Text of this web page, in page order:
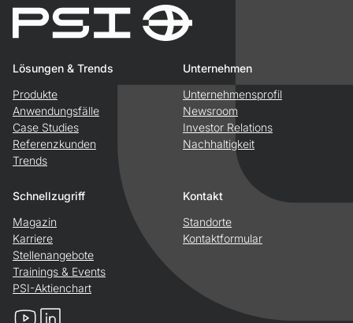
Lösungen & Trends
Produkte
Anwendungsfälle
Case Studies
Referenzkunden
Trends
Unternehmen
Unternehmensprofil
Newsroom
Investor Relations
Nachhaltigkeit
Schnellzugriff
Magazin
Karriere
Stellenangebote
Trainings & Events
PSI-Aktienchart
Kontakt
Standorte
Kontaktformular
YouTubeLinkedIn